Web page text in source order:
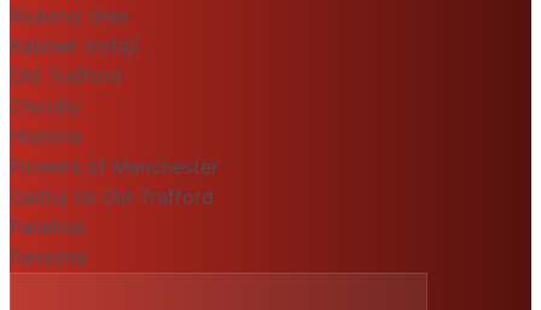
Klubový dres
Kabinet trofejí
Old Trafford
Chorály
História
Flowers of Manchester
Cestuj na Old Trafford
Fanshop
Fanzóna